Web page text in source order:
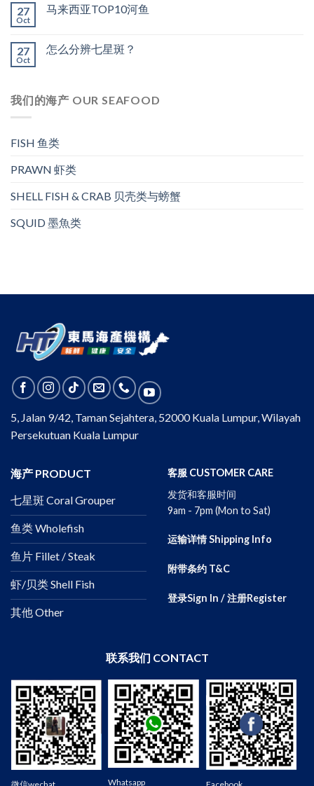
27
Oct
马来西亚TOP10河鱼
27
Oct
怎么分辨七星斑？
我们的海产 OUR SEAFOOD
FISH 鱼类
PRAWN 虾类
SHELL FISH & CRAB 贝壳类与螃蟹
SQUID 墨魚类
5, Jalan 9/42, Taman Sejahtera, 52000 Kuala Lumpur, Wilayah
Persekutuan Kuala Lumpur
海产 PRODUCT
七星斑 Coral Grouper
鱼类 Wholefish
鱼片 Fillet / Steak
虾/贝类 Shell Fish
其他 Other
客服 CUSTOMER CARE
发货和客服时间
9am - 7pm (Mon to Sat)
运输详情 Shipping Info
附带条约 T&C
登录Sign In / 注册Register
联系我们 CONTACT
Wechat Whatsapp